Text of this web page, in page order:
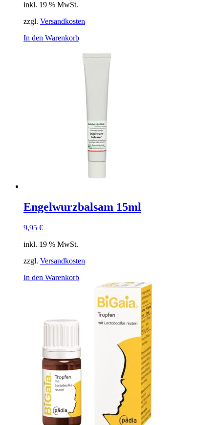
inkl. 19 % MwSt.
zzgl. Versandkosten
In den Warenkorb
Engelwurzbalsam 15ml
9,95 €
inkl. 19 % MwSt.
zzgl. Versandkosten
In den Warenkorb